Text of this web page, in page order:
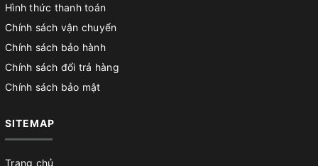
Hình thức thanh toán
Chính sách vận chuyển
Chính sách bảo hành
Chính sách đổi trả hàng
Chính sách bảo mật
SITEMAP
Trang chủ